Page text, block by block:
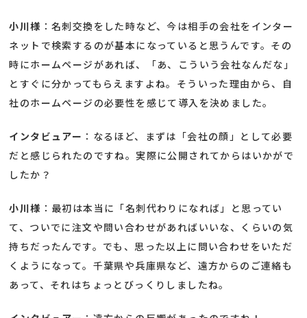
小川様 ：名刺交換をした時など、今は相手の会社をインター
ネットで検索するのが基本になっていると思うんです。その
時にホームページがあれば、「あ、こういう会社なんだな」
とすぐに分かってもらえますよね。そういった理由から、自
社のホームページの必要性を感じて導入を決めました。
インタビュアー ：なるほど、まずは「会社の顔」として必要
だと感じられたのですね。実際に公開されてからはいかがで
したか？
小川様 ：最初は本当に「名刺代わりになれば」と思ってい
て、ついでに注文や問い合わせがあればいいな、くらいの気
持ちだったんです。でも、思った以上に問い合わせをいただ
くようになって。千葉県や兵庫県など、遠方からのご連絡も
あって、それはちょっとびっくりしましたね。